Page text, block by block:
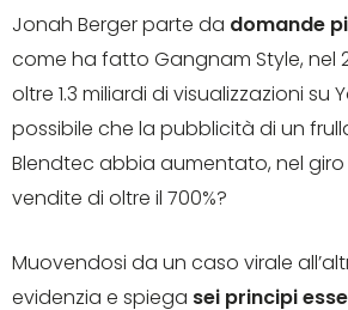
Jonah Berger parte da domande
come ha fatto Gangnam Style, nel
oltre 1.3 miliardi di visualizzazioni su
possibile che la pubblicità di un
Blendtec abbia aumentato, nel giro
vendite di oltre il 700%?
Muovendosi da un caso virale
evidenzia e spiega sei principi